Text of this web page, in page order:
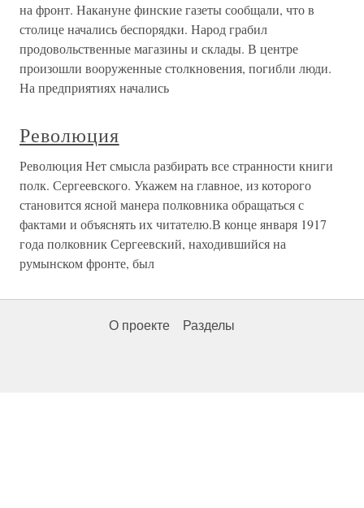
на фронт. Накануне финские газеты сообщали, что в
столице начались беспорядки. Народ грабил
продовольственные магазины и склады. В центре
произошли вооруженные столкновения, погибли люди.
На предприятиях начались
Революция
Революция Нет смысла разбирать все странности книги
полк. Сергеевского. Укажем на главное, из которого
становится ясной манера полковника обращаться с
фактами и объяснять их читателю.В конце января 1917
года полковник Сергеевский, находившийся на
румынском фронте, был
О проекте Разделы